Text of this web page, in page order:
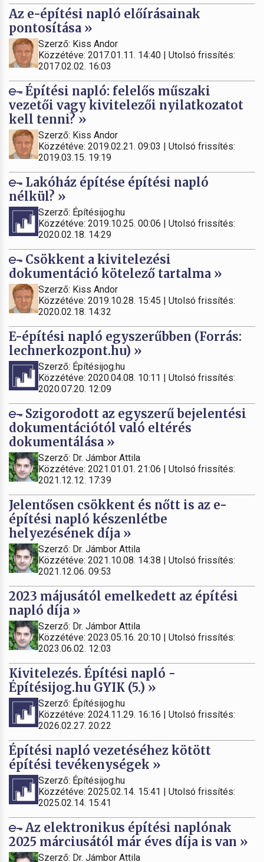
Az e-építési napló előírásainak
pontosítása »
Szerző: Kiss Andor
Közzétéve: 2017.01.11. 14:40 | Utolsó frissítés:
2017.02.02. 16:03
Építési napló: felelős műszaki
vezetői vagy kivitelezői nyilatkozatot
kell tenni? »
Szerző: Kiss Andor
Közzétéve: 2019.02.21. 09:03 | Utolsó frissítés:
2019.03.15. 19:19
Lakóház építése építési napló
nélkül? »
Szerző: Építésijog.hu
Közzétéve: 2019.10.25. 00:06 | Utolsó frissítés:
2020.02.18. 14:29
Csökkent a kivitelezési
dokumentáció kötelező tartalma »
Szerző: Kiss Andor
Közzétéve: 2019.10.28. 15:45 | Utolsó frissítés:
2020.02.18. 14:32
E-építési napló egyszerűbben (Forrás:
lechnerkozpont.hu) »
Szerző: Építésijog.hu
Közzétéve: 2020.04.08. 10:11 | Utolsó frissítés:
2020.07.20. 12:09
Szigorodott az egyszerű bejelentési
dokumentációtól való eltérés
dokumentálása »
Szerző: Dr. Jámbor Attila
Közzétéve: 2021.01.01. 21:06 | Utolsó frissítés:
2021.12.12. 17:39
Jelentősen csökkent és nőtt is az e-
építési napló készenlétbe
helyezésének díja »
Szerző: Dr. Jámbor Attila
Közzétéve: 2021.10.08. 14:38 | Utolsó frissítés:
2021.12.06. 09:53
2023 májusától emelkedett az építési
napló díja »
Szerző: Dr. Jámbor Attila
Közzétéve: 2023.05.16. 20:10 | Utolsó frissítés:
2023.06.02. 12:03
Kivitelezés. Építési napló -
Építésijog.hu GYIK (5.) »
Szerző: Építésijog.hu
Közzétéve: 2024.11.29. 16:16 | Utolsó frissítés:
2026.02.27. 20:22
Építési napló vezetéséhez kötött
építési tevékenységek »
Szerző: Építésijog.hu
Közzétéve: 2025.02.14. 15:41 | Utolsó frissítés:
2025.02.14. 15:41
Az elektronikus építési naplónak
2025 márciusától már éves díja is van »
Szerző: Dr. Jámbor Attila